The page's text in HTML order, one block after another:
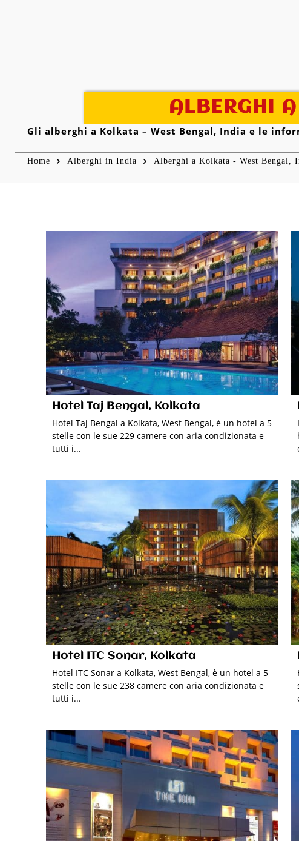
ALBERGHI
Gli alberghi a Kolkata – West Bengal, India e le
Home Alberghi in India Alberghi a Kolkata - West Bengal,
Hotel Taj Bengal, Kolkata
Hotel Taj Bengal a Kolkata, West Bengal, è un hotel a 5
stelle con le sue 229 camere con aria condizionata e
tutti i...
Hotel ITC Sonar, Kolkata
Hotel ITC Sonar a Kolkata, West Bengal, è un hotel a 5
stelle con le sue 238 camere con aria condizionata e
tutti i...